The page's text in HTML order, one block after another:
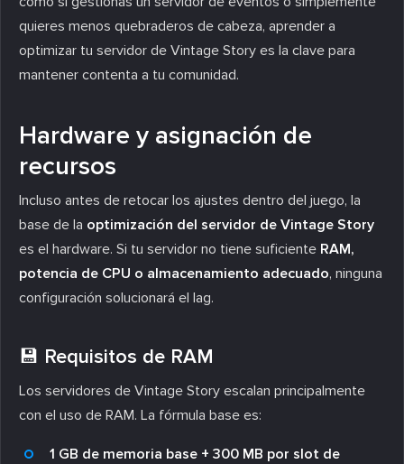
quieres menos quebraderos de cabeza, aprender a
optimizar tu servidor de Vintage Story es la clave para
mantener contenta a tu comunidad.
Hardware y asignación de
recursos
Incluso antes de retocar los ajustes dentro del juego, la
base de la optimización del servidor de Vintage Story
es el hardware. Si tu servidor no tiene suficiente RAM,
potencia de CPU o almacenamiento adecuado, ninguna
configuración solucionará el lag.
💾 Requisitos de RAM
Los servidores de Vintage Story escalan principalmente
con el uso de RAM. La fórmula base es:
1 GB de memoria base + 300 MB por slot de